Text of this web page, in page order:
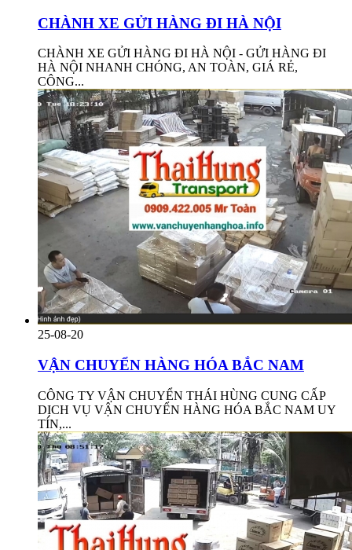
CHÀNH XE GỬI HÀNG ĐI HÀ NỘI
CHÀNH XE GỬI HÀNG ĐI HÀ NỘI - GỬI HÀNG ĐI
HÀ NỘI NHANH CHÓNG, AN TOÀN, GIÁ RẺ,
CÔNG...
25-08-20
VẬN CHUYỂN HÀNG HÓA BẮC NAM
CÔNG TY VẬN CHUYỂN THÁI HÙNG CUNG CẤP
DỊCH VỤ VẬN CHUYỂN HÀNG HÓA BẮC NAM UY
TÍN,...